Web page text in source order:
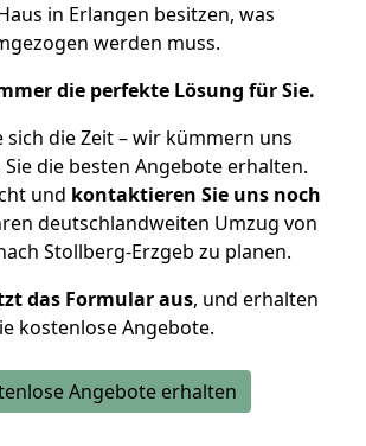
in Erlangen besitzen, was
werden muss.
die perfekte Lösung für Sie.
sich die Zeit – wir kümmern uns
die besten Angebote erhalten.
und kontaktieren Sie uns noch
deutschlandweiten Umzug von
Stollberg-Erzgeb zu planen.
das Formular aus, und erhalten
kostenlose Angebote.
Angebote erhalten